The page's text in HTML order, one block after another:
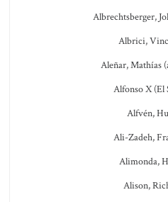
Albrechtsberger,
Albrici,
Aleñar, Mathías
Alfonso X (El
Alfvén,
Ali-Zadeh,
Alimonda,
Alison,